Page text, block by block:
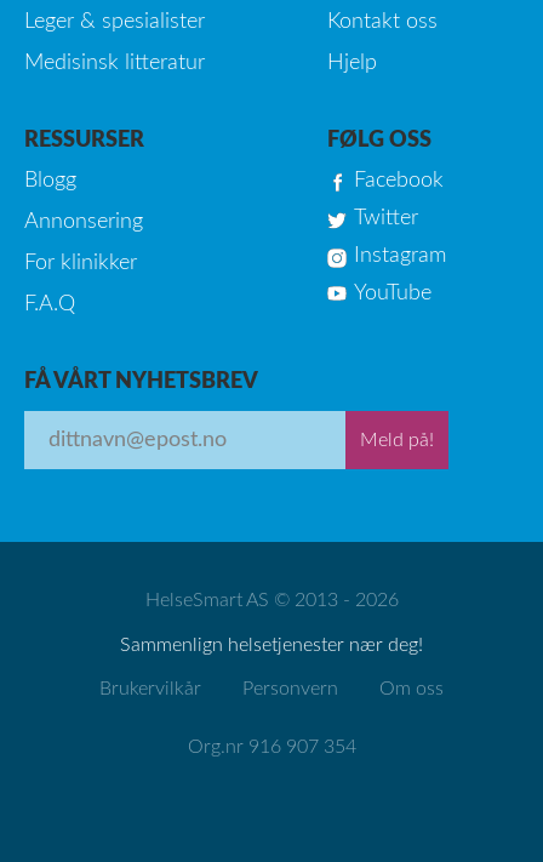
Leger & spesialister
Medisinsk litteratur
Kontakt oss
Hjelp
RESSURSER
Blogg
Annonsering
For klinikker
F.A.Q
FØLG OSS
Facebook
Twitter
Instagram
YouTube
FÅ VÅRT NYHETSBREV
Meld på!
HelseSmart AS © 2013 - 2026
Sammenlign helsetjenester nær deg!
Brukervilkår Personvern Om oss
Org.nr 916 907 354